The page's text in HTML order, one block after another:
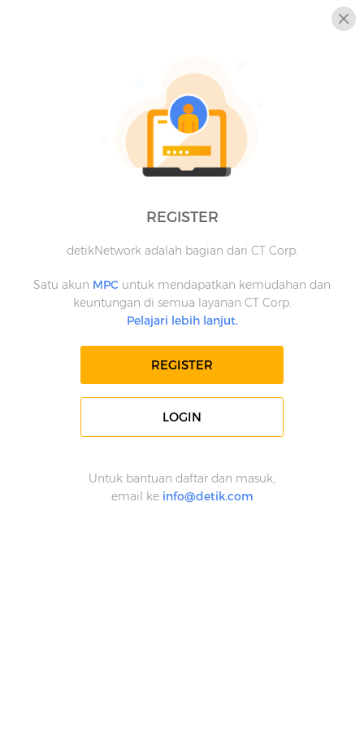
REGISTER
detikNetwork adalah bagian dari CT Corp.
Satu akun MPC untuk mendapatkan kemudahan dan
keuntungan di semua layanan CT Corp.
Pelajari lebih lanjut.
REGISTER
LOGIN
Untuk bantuan daftar dan masuk,
email ke info@detik.com